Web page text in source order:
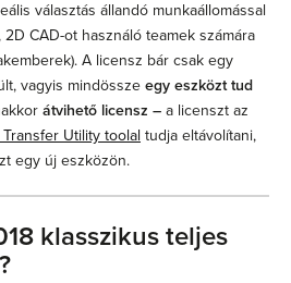
választás állandó munkaállomással
CAD-ot használó teamek számára
A licensz bár csak egy
vagyis mindössze egy eszközt tud
átvihető licensz – a licenszt az
Utility toolal tudja eltávolítani,
egy új eszközön.
klasszikus teljes